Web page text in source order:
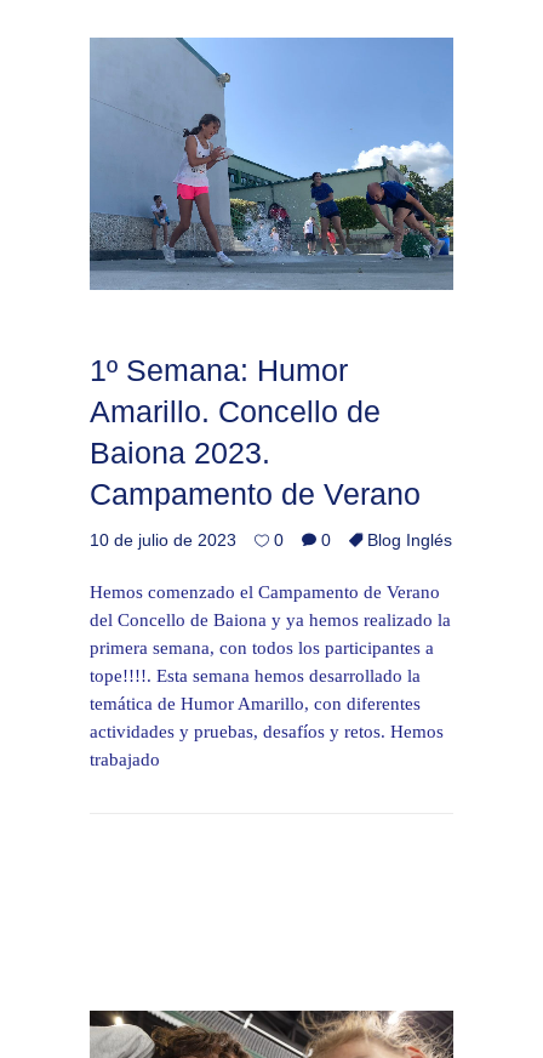
1º Semana: Humor
Amarillo. Concello de
Baiona 2023.
Campamento de Verano
10 de julio de 2023 0 0 Blog Inglés
Hemos comenzado el Campamento de Verano
del Concello de Baiona y ya hemos realizado la
primera semana, con todos los participantes a
tope!!!!. Esta semana hemos desarrollado la
temática de Humor Amarillo, con diferentes
actividades y pruebas, desafíos y retos. Hemos
trabajado